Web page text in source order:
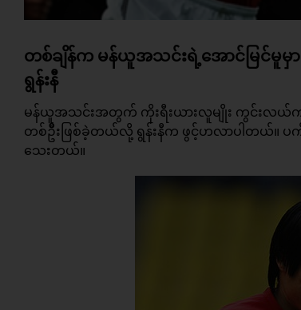
တစ်ချိန်က မန်ယူအသင်းရဲ့အောင်မြင်မူမှ
ရွန်းနီ
မန်ယူအသင်းအတွက် ကိုးရီးယားလူမျိုး ကွင်းလယ်က
တစ်ဦိးဖြစ်ခဲ့တယ်လို့ ရွန်းနီက ဖွင့်ဟလာပါတယ်။
သေးတယ်။